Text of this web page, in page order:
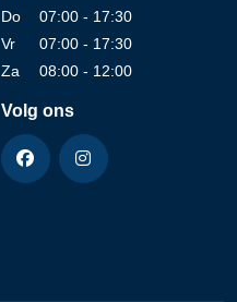
Do
07:00 - 17:30
Vr
07:00 - 17:30
Za
08:00 - 12:00
Volg ons